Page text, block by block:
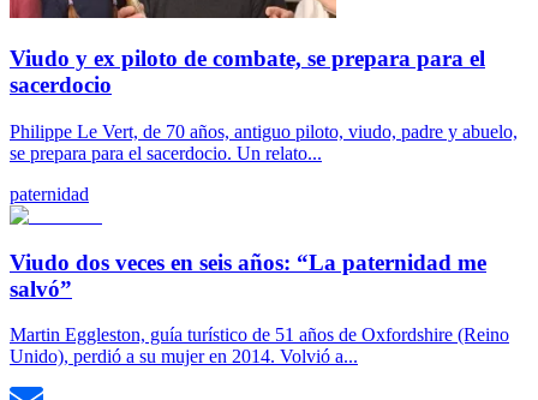
Viudo y ex piloto de combate, se prepara para el
sacerdocio
Philippe Le Vert, de 70 años, antiguo piloto, viudo, padre y abuelo,
se prepara para el sacerdocio. Un relato...
paternidad
Viudo dos veces en seis años: “La paternidad me
salvó”
Martin Eggleston, guía turístico de 51 años de Oxfordshire (Reino
Unido), perdió a su mujer en 2014. Volvió a...